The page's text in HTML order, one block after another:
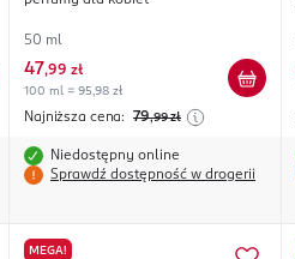
Nectar
50 ml
47,99 zł
100 ml = 95,98 zł
Najniższa cena: 79,99 zł
Niedostępny online
Sprawdź dostępność w drogerii
MEGA!